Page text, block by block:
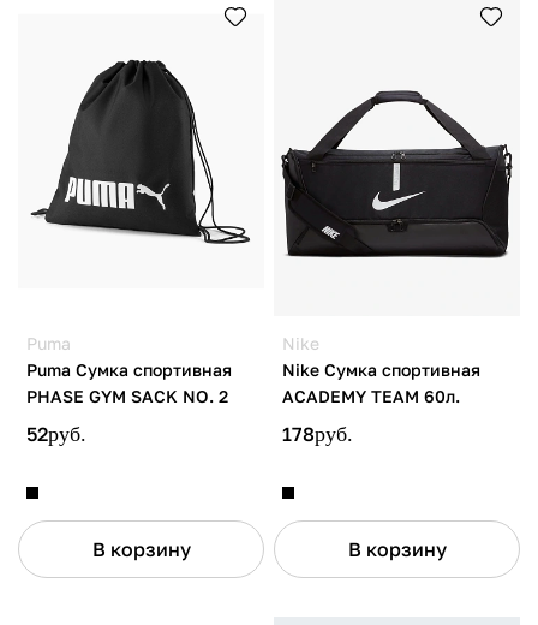
Puma
Puma Сумка спортивная
PHASE GYM SACK NO. 2
52руб.
В корзину
Nike
Nike Сумка спортивная
ACADEMY TEAM 60л.
178руб.
В корзину